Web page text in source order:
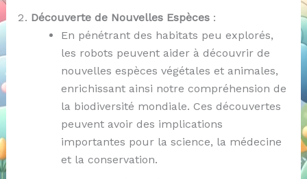
Découverte de Nouvelles Espèces:
En pénétrant des habitats peu explorés,
les robots peuvent aider à découvrir de
nouvelles espèces végétales et animales,
enrichissant ainsi notre compréhension de
la biodiversité mondiale. Ces découvertes
peuvent avoir des implications
importantes pour la science, la médecine
et la conservation.